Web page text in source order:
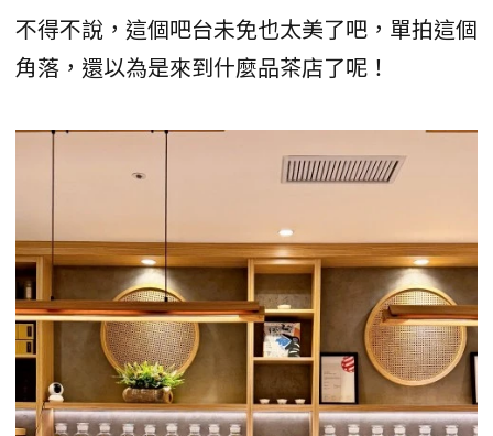
不得不說，這個吧台未免也太美了吧，單拍這個
角落，還以為是來到什麼品茶店了呢！